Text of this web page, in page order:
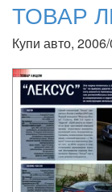
ТОВАР
Купи авто,